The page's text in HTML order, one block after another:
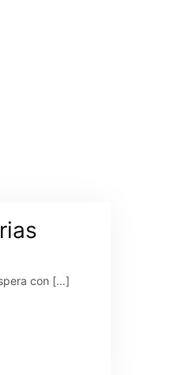
con […]